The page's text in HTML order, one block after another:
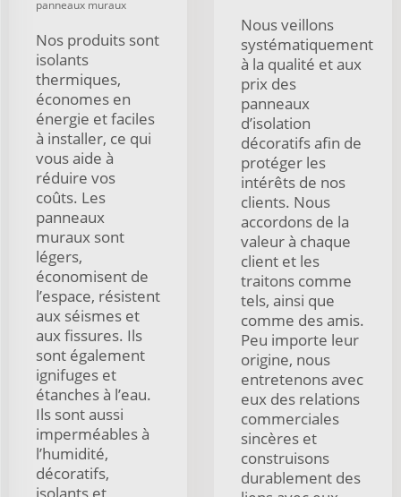
panneaux muraux
Nos produits sont
isolants
thermiques,
économes en
énergie et faciles
à installer, ce qui
vous aide à
réduire vos
coûts. Les
panneaux
muraux sont
légers,
économisent de
l’espace, résistent
aux séismes et
aux fissures. Ils
sont également
ignifuges et
étanches à l’eau.
Ils sont aussi
imperméables à
l’humidité,
décoratifs,
Nous veillons
systématiquement
à la qualité et aux
prix des
panneaux
d’isolation
décoratifs afin de
protéger les
intérêts de nos
clients. Nous
accordons de la
valeur à chaque
client et les
traitons comme
tels, ainsi que
comme des amis.
Peu importe leur
origine, nous
entretenons avec
eux des relations
commerciales
sincères et
construisons
durablement des